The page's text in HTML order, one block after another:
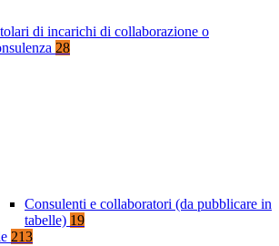
di incarichi di collaborazione o
28
Consulenti e collaboratori (da pubblicare in
tabelle) 19
213